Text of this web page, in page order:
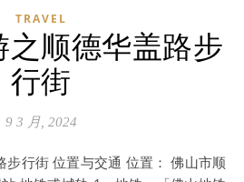
TRAVEL
之顺德华盖路步
行街
9 3 月, 2024